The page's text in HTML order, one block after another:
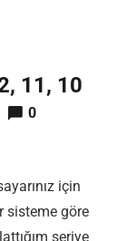
11, 10
0
için
sisteme göre
seriye